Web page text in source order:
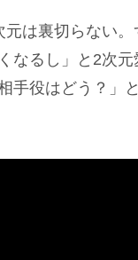
は裏切らない。
なるし」と2次
手役はどう？」